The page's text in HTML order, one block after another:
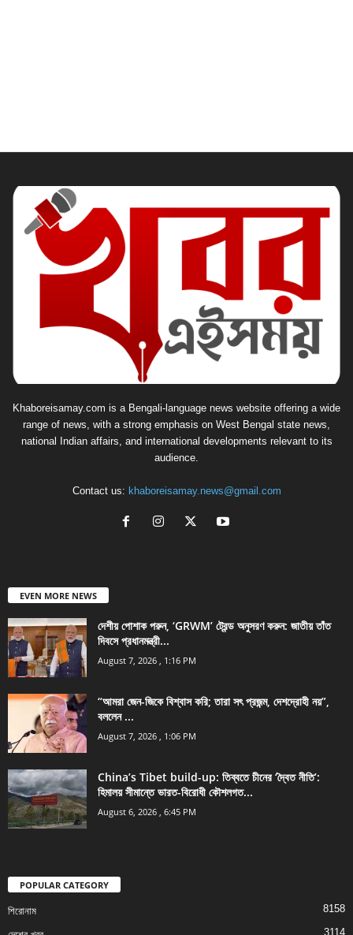
Khaboreisamay.com is a Bengali-language news website offering a wide
range of news, with a strong emphasis on West Bengal state news,
national Indian affairs, and international developments relevant to its
audience.
Contact us: khaboreisamay.news@gmail.com
EVEN MORE NEWS
দেশীয় পোশাক পরুন, ‘GRWM’ ট্রেন্ড অনুসরণ করুন: জাতীয় তাঁত
দিবসে প্রধানমন্ত্রী...
August 7, 2026 , 1:16 PM
“আমরা জেন-জিকে বিশ্বাস করি; তারা সৎ প্রজন্ম, দেশদ্রোহী নয়”,
বললেন ...
August 7, 2026 , 1:06 PM
China’s Tibet build-up: তিব্বতে চীনের ‘দ্বৈত নীতি’:
হিমালয় সীমান্তে ভারত-বিরোধী কৌশলগত...
August 6, 2026 , 6:45 PM
POPULAR CATEGORY
শিরোনাম 8158
3114